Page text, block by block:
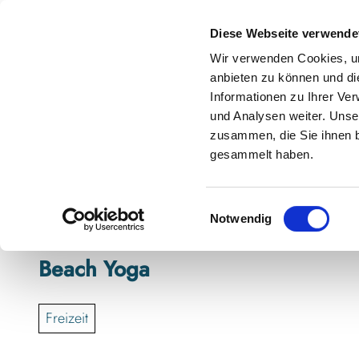
Diese Webseite
Wir verwenden Cookies,
anbieten zu können und
Informationen zu Ihrer
und Analysen weiter.
zusammen, die Sie ihnen
gesammelt haben.
i
Notwendig
Menü Buchen
Beach Yoga
Freizeit